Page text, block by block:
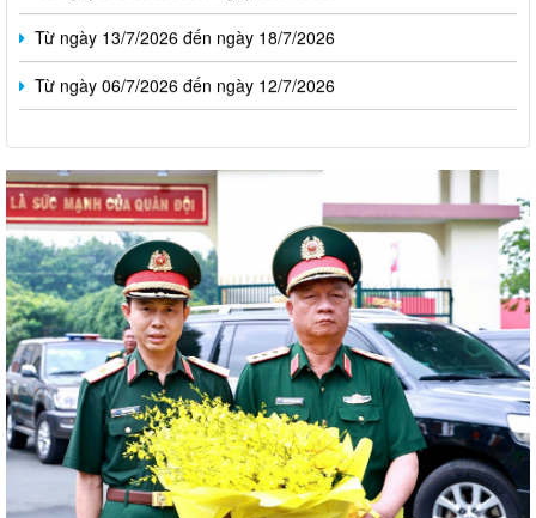
Từ ngày 13/7/2026 đến ngày 18/7/2026
Từ ngày 06/7/2026 đến ngày 12/7/2026
Hội nghị tuyên truyền công tác biên giới trên đất liền Việt
Nam - Campuchia